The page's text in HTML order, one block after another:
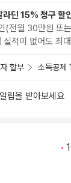
라딘 15% 청구 할
(전월 30만원 또
적이 없어도 최
할부 소득공제
림을 받아보세요